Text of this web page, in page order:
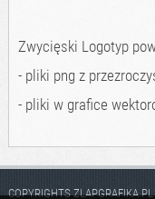
Zwycięski Logotyp
- pliki png z
- pliki w grafice
COPYRIGHTS